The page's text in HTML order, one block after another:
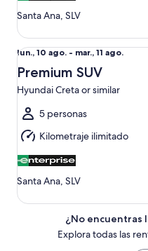
Santa Ana, SLV
Del
lun.,
10
ago.
al
mar.,
11
ago.
lun., 10 ago. - mar., 11 ago.
Premium SUV
Hyundai Creta or similar
5 personas
Kilometraje ilimitado
Santa Ana, SLV
Premium SUV Hyundai
¿No encuentras
Explora todas las